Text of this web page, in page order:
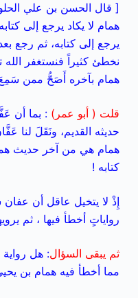
[ قال الحسن بن علي
همام لا يكاد يرجع إلى
يرجع إلى كتابه، ثم رجع
نخطئ كثيراً فنستغفر
همام بآخره أَصَحُّ ممن سَمِعَ
قلت ( أبو عمر) : بما أن
حديثه القديم، ونَقَلَ لنا
همام هي من آخر حديث
كتابه !
إِذْ لا يتخيل عاقل أن
رواياتٍ أخطأ فيها ، ثم
ثم يبقى السؤال: هل رواية
مما أخطأ فيه همام بن